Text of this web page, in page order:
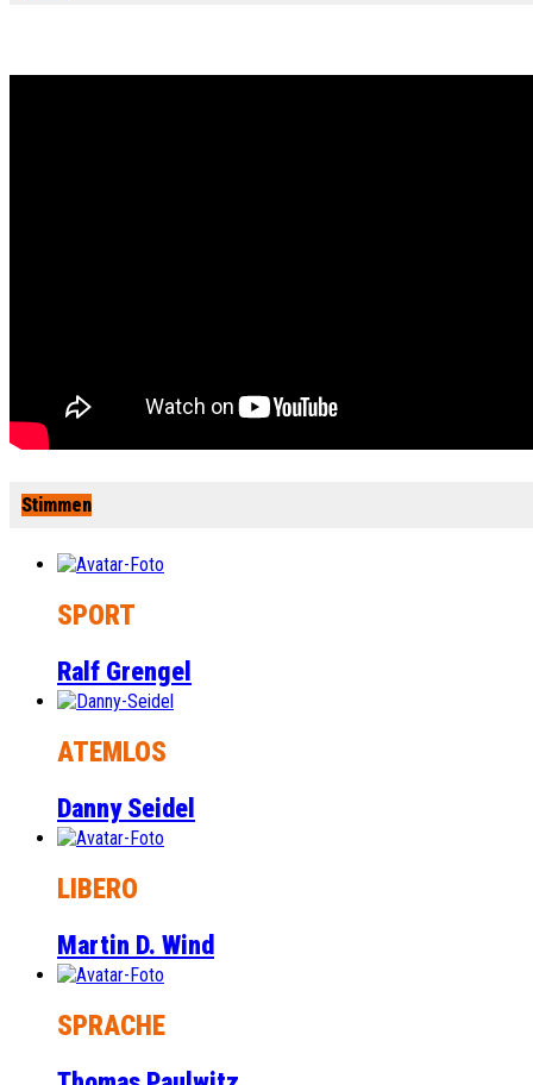
Stimmen
SPORT
Ralf Grengel
ATEMLOS
Danny Seidel
LIBERO
Martin D. Wind
SPRACHE